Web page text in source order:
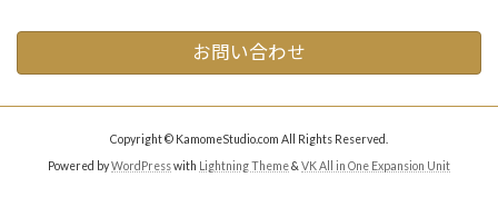
お問い合わせ
Copyright © KamomeStudio.com All Rights Reserved.
Powered byWordPresswith Lightning Theme& VK All in One Expansion Unit